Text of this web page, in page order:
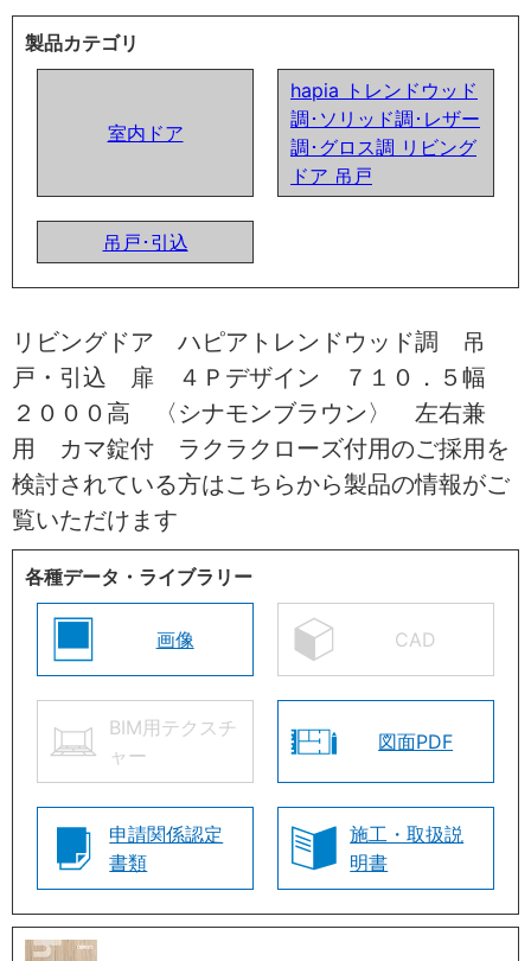
製品カテゴリ
室内ドア
hapia トレンドウッド
調･ソリッド調･レザー
調･グロス調 リビング
ドア 吊戸
吊戸･引込
リビングドア ハピアトレンドウッド調 吊
戸・引込 扉 ４Ｐデザイン ７１０．５幅
２０００高 〈シナモンブラウン〉 左右兼
用 カマ錠付 ラクラクローズ付用のご採用を
検討されている方はこちらから製品の情報がご
覧いただけます
各種データ・ライブラリー
画像 CAD
BIM用テクスチ
ャー
図面PDF
申請関係認定
書類
施工・取扱説
明書